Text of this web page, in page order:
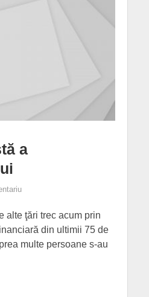
a
alte ţări trec acum prin
din ultimii 75 de
multe persoane s-au